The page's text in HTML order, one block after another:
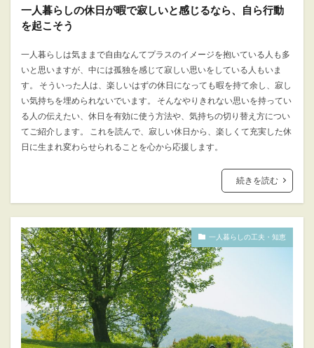
一人暮らしの休日が暇で寂しいと感じるなら、自ら行動
を起こそう
一人暮らしは気ままで自由なんてプラスのイメージを抱いている人も多
いと思いますが、中には孤独を感じて寂しい思いをしている人もいま
す。 そういった人は、楽しいはずの休日になっても暇を持て余し、寂し
い気持ちを埋められないでいます。 そんなやりきれない思いを持ってい
る人の伝えたい、休日を有効に使う方法や、気持ちの切り替え方につい
てご紹介します。 これを読んで、寂しい休日から、楽しくて充実した休
日に生まれ変わらせられることを心から応援します。
続きを読む
一人暮らしの工夫・知恵